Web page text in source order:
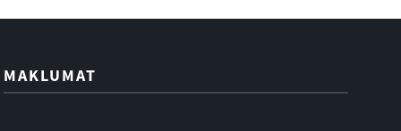
MAKLUMAT